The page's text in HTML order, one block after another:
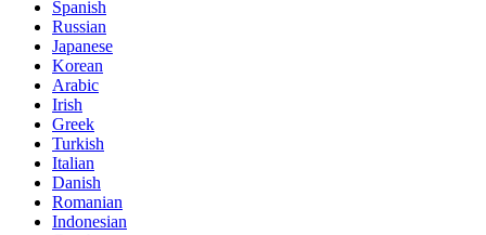
Spanish
Russian
Japanese
Korean
Arabic
Irish
Greek
Turkish
Italian
Danish
Romanian
Indonesian